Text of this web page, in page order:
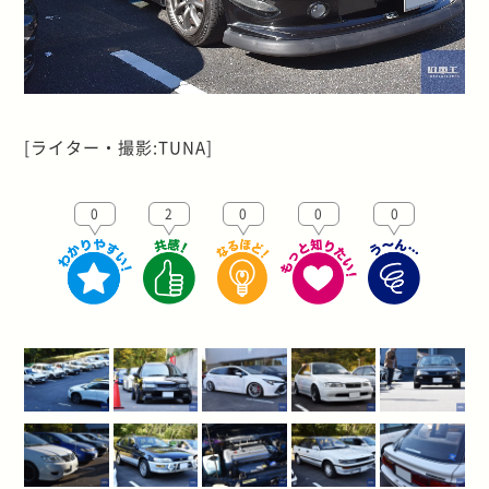
[ライター・撮影:TUNA]
0 2 0 0 0